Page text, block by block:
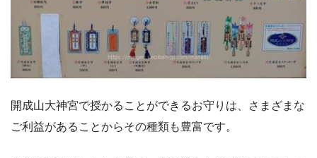
開成山大神宮で授かることができるお守りは、さまざまな
ご利益があることからその種類も豊富です。